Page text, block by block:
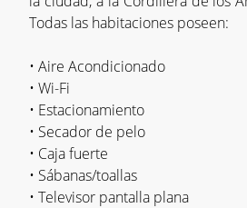
Todas las habitaciones poseen:
• Aire Acondicionado
• Wi-Fi
• Estacionamiento
• Secador de pelo
• Caja fuerte
• Sábanas/toallas
• Televisor pantalla plana